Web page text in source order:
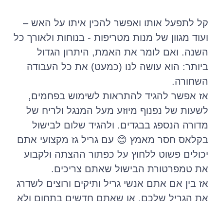
קל לתפעל אותו ואפשר להכין איתו על האש –
ועוד מגוון של מנות מטריפות - בנוחות ולאורך כל
השנה. ואם לומר את האמת, היתרון הגדול
ביותר: הוא עושה לנו (כמעט) את כל העבודה
השחורה.
אז אפשר להגיד להתראות לשימוש בפחמים,
לשעות של נפנוף מיוזע מעל המנגל ולריח של
מדורה הנספג בבגדים. ולהגיד שלום לבישול
בקלאס חסר מאמץ 😊 עם גריל גז מקצועי אתם
יכולים פשוט ללחוץ על כפתור ההצתה ולקבוע
את טמפרטורת הבישול שאתם צריכים.
אז בין אם אתם אנשי גריל ותיקים ורוצים לשדרג
את הגריל שלכם, או שאתם חדשים בתחום ולא